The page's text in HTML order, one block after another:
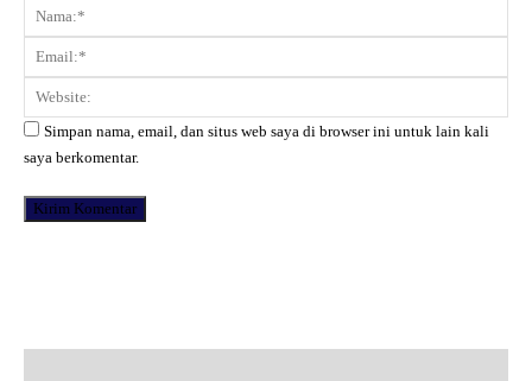
Komentar:
Simpan nama, email, dan situs web saya di browser ini untuk lain kali
saya berkomentar.